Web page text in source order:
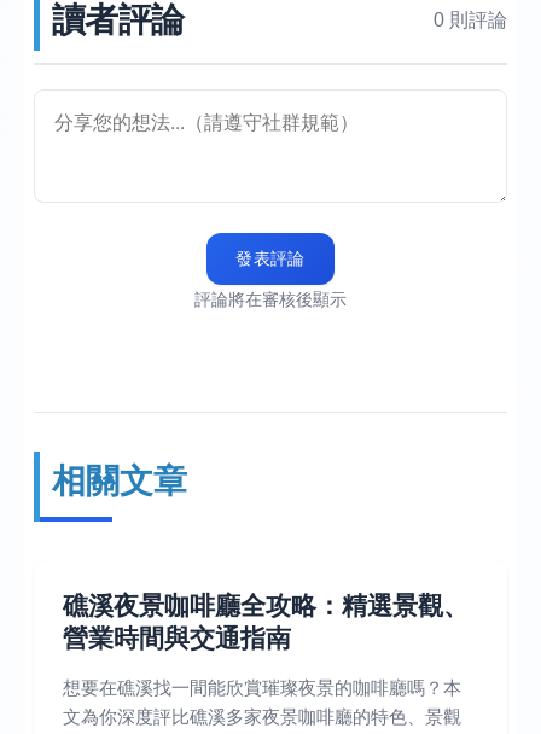
讀者評論 0 則評論
發表評論
評論將在審核後顯示
相關文章
礁溪夜景咖啡廳全攻略：精選景觀、
營業時間與交通指南
想要在礁溪找一間能欣賞璀璨夜景的咖啡廳嗎？本
文為你深度評比礁溪多家夜景咖啡廳的特色、景觀